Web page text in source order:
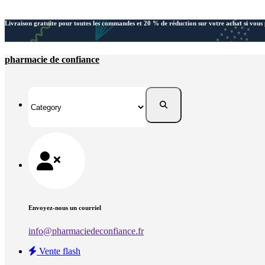
Skip
content
Livraison gratuite pour toutes les commandes et 20 % de réduction sur votre achat si vous
pharmacie de confiance
Envoyez-nous un courriel
info@pharmaciedeconfiance.fr
Vente flash